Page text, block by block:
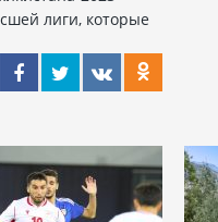
лиги, которые